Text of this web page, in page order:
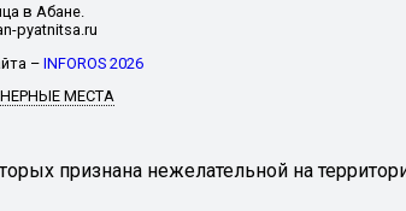
в Абане.
pyatnitsa.ru
–INFOROS 2026
МЕСТА
признана нежелательной на